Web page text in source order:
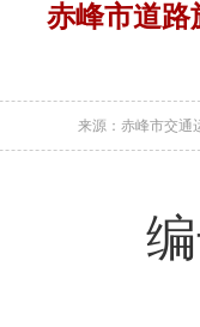
赤峰市道路
来源：赤峰市交通